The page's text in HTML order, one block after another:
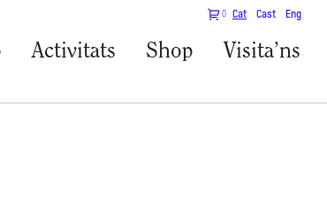
0 Cat Cast Eng
Activitats Shop Visita’ns